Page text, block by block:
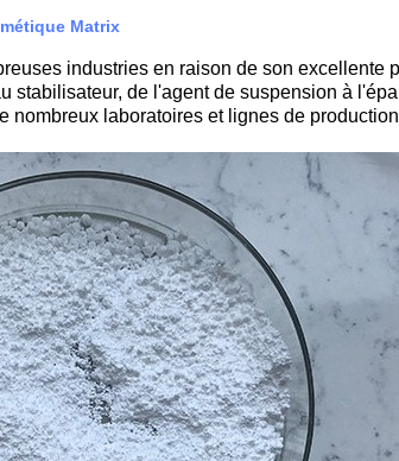
Matrix
industries en raison de son excellente
de l'agent de suspension à
nombreux laboratoires et lignes de